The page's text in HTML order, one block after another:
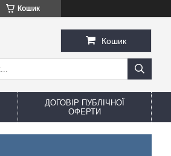
Кошик
Кошик
ДОГОВІР ПУБЛІЧНОЇ
ОФЕРТИ